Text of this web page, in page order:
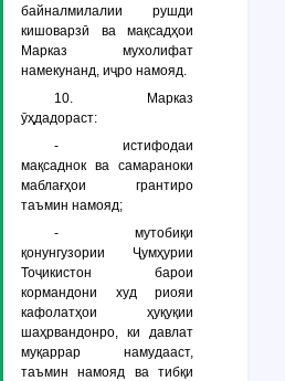
байналмилалии рушди
кишоварзӣ ва мақсадҳои
Марказ мухолифат
намекунанд, иҷро намояд.
10. Марказ
ӯҳдадораст:
- истифодаи
мақсаднок ва самараноки
маблағҳои грантиро
таъмин намояд;
- мутобиқи
қонунгузории Ҷумҳурии
Тоҷикистон барои
кормандони худ риояи
кафолатҳои ҳуқуқии
шаҳрвандонро, ки давлат
муқаррар намудааст,
таъмин намояд ва тибқи